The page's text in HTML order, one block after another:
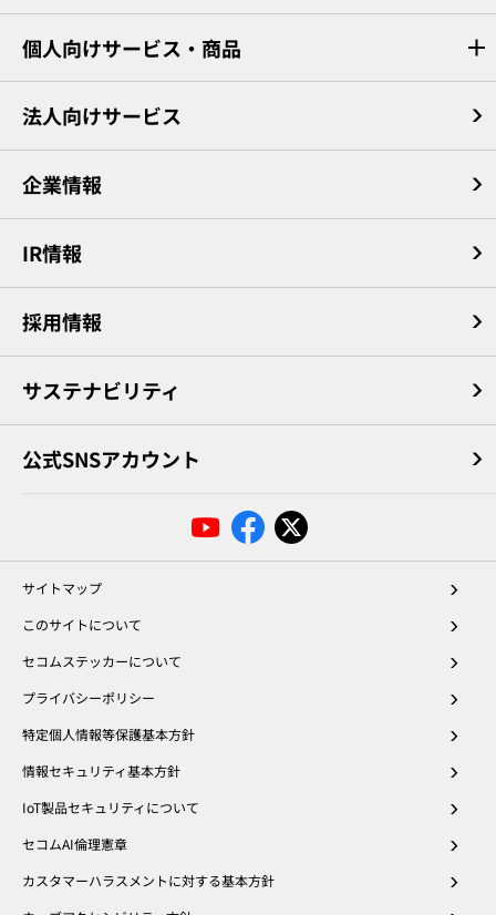
個人向けサービス・商品
法人向けサービス
企業情報
IR情報
採用情報
サステナビリティ
公式SNSアカウント
サイトマップ
このサイトについて
セコムステッカーについて
プライバシーポリシー
特定個人情報等保護基本方針
情報セキュリティ基本方針
IoT製品セキュリティについて
セコムAI倫理憲章
カスタマーハラスメントに対する基本方針